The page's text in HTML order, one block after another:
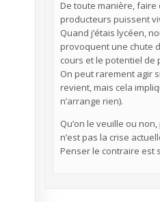
De toute manière, faire
producteurs puissent
Quand j’étais lycéen,
provoquent une chute
cours et le potentiel de
On peut rarement agir
revient, mais cela
n’arrange rien).
Qu’on le veuille ou
n’est pas la crise
Penser le contraire est